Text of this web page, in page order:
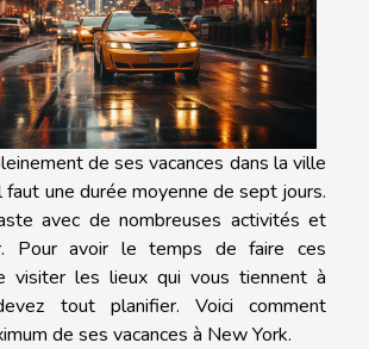
de ses vacances dans la ville
faut une durée moyenne de sept jours.
avec de nombreuses activités et
Pour avoir le temps de faire ces
visiter les lieux qui vous tiennent à
tout planifier. Voici comment
de ses vacances à New York.